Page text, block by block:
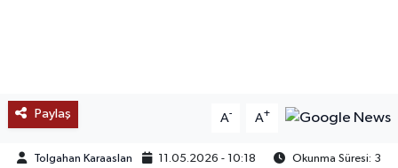
Paylaş A- A+
Tolgahan Karaaslan 11.05.2026 - 10:18
Okunma Süresi: 3
TREND
MEDYA